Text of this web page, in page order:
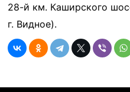
28-й км. Каширского
г. Видное).